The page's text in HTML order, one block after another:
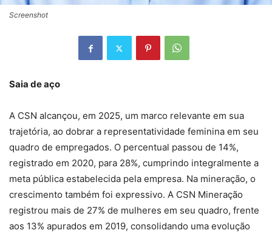
Screenshot
Saia de aço
A CSN alcançou, em 2025, um marco relevante em sua
trajetória, ao dobrar a representatividade feminina em seu
quadro de empregados. O percentual passou de 14%,
registrado em 2020, para 28%, cumprindo integralmente a
meta pública estabelecida pela empresa. Na mineração, o
crescimento também foi expressivo. A CSN Mineração
registrou mais de 27% de mulheres em seu quadro, frente
aos 13% apurados em 2019, consolidando uma evolução